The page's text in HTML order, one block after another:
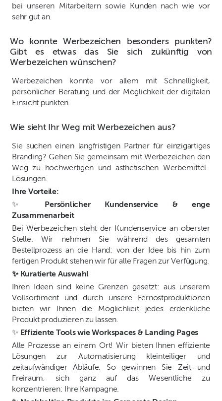
bei unseren Mitarbeitern sowie Kunden nach wie vor
sehr gut an.
Wo konnte Werbezeichen besonders punkten?
Gibt es etwas das Sie sich zukünftig von
Werbezeichen wünschen?
Werbezeichen konnte vor allem mit Schnelligkeit,
persönlicher Beratung und der Möglichkeit der digitalen
Einsicht punkten.
Wie sieht Ihr Weg mit Werbezeichen aus?
Sie suchen einen langfristigen Partner für einzigartiges
Branding? Gehen Sie gemeinsam mit Werbezeichen den
Weg zu hochwertigen und ästhetischen Werbemittel-
Lösungen.
Ihre Vorteile:
✨
Persönlicher Kundenservice & enge
Zusammenarbeit
Bei Werbezeichen steht der Kundenservice an oberster
Stelle. Wir nehmen Sie während des gesamten
Bestellprozess an die Hand: von der Idee bis hin zum
fertigen Produkt stehen wir für alle Fragen zur Verfügung.
✨ Kuratierte Auswahl
Ihren Ideen sind keine Grenzen gesetzt: aus unserem
Vollsortiment und durch unsere Fernostproduktionen
bieten wir Ihnen die Möglichkeit jedes erdenkliche
Produkt produzieren zu lassen.
✨ Effiziente Tools wie Workspaces & Landing Pages
Alle Prozesse an einem Ort! Wir bieten Ihnen effiziente
Lösungen zur Automatisierung kleinteiliger und
zeitaufwändiger Abläufe. So gewinnen Sie Zeit und
Freiraum, sich ganz auf das Wesentliche zu
konzentrieren: Ihre Kampagne.